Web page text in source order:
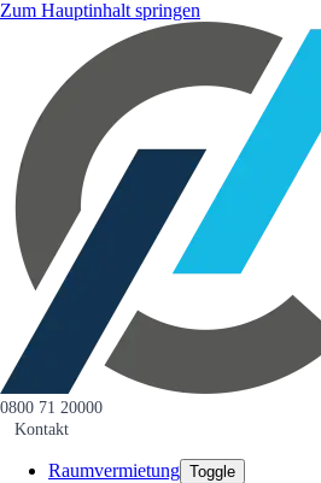
Zum Hauptinhalt springen
0800 71 20000
Kontakt
Raumvermietung Toggle